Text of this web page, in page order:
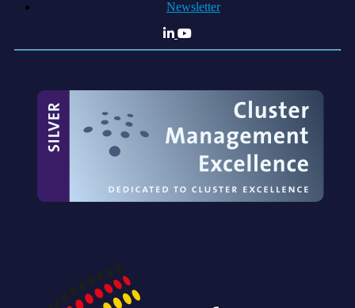
Newsletter